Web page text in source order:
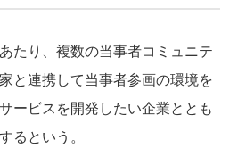
たり、複数の当事者コミュニテ
と連携して当事者参画の環境を
ービスを開発したい企業ととも
るという。